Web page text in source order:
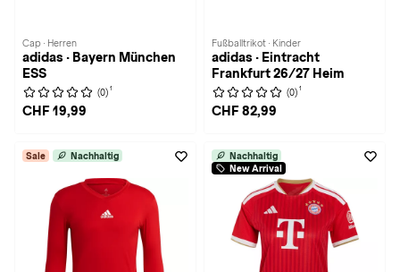
Cap · Herren
adidas · Bayern München
ESS
(0) 1
CHF 19,99
Fußballtrikot · Kinder
adidas · Eintracht
Frankfurt 26/27 Heim
(0) 1
CHF 82,99
Sale Nachhaltig
Nachhaltig
New Arrival